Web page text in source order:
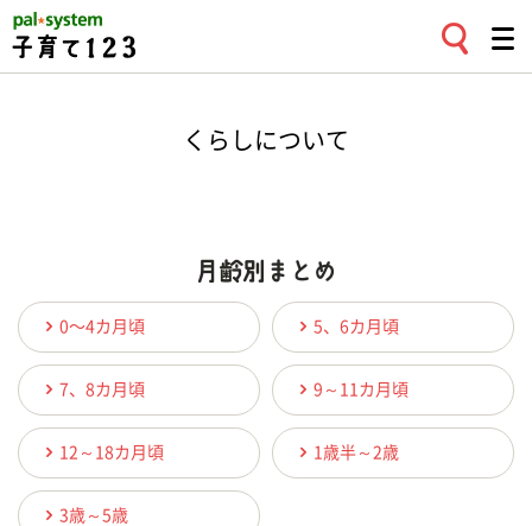
くらしについて
0〜4カ月頃 5、6カ月頃
7、8カ月頃 9～11カ月頃
12～18カ月頃 1歳半～2歳
3歳～5歳